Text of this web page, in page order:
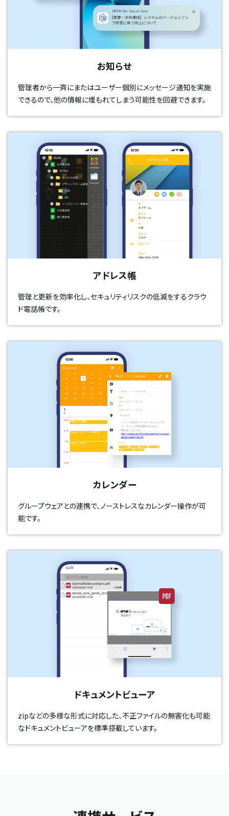
お知らせ
管理者から一斉にまたはユーザー個別にメッセージ通知を実施
できるので、他の情報に埋もれてしまう可能性を回避できます。
アドレス帳
管理と更新を効率化し、セキュリティリスクの低減をするクラウ
ド電話帳です。
カレンダー
グループウェアとの連携で、ノーストレスなカレンダー操作が可
能です。
ドキュメントビューア
zipなどの多様な形式に対応した、不正ファイルの無害化も可能
なドキュメントビューアを標準搭載しています。